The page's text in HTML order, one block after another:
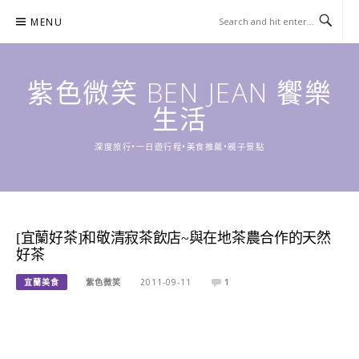
content
MENU
紫色微笑 BEN JEAN 饗樂
生活
深度旅行•一日遊行程•美食推薦•親子景點
[宜蘭好茶]和敬清寂茶飲店~與在地茶農合作的天然
好茶
宜蘭美食 紫色微笑 2011-09-11 1